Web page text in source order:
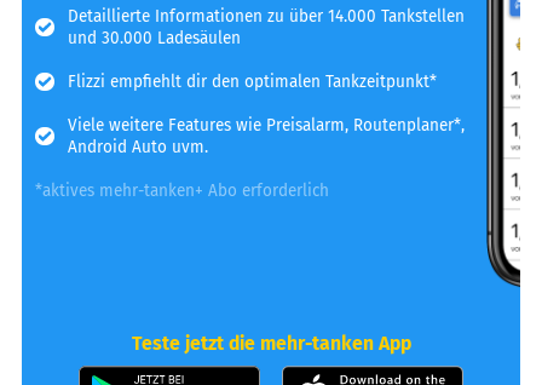
Detaillierte Informationen zu über 14.000 Tankstellen
und 30.000 Ladesäulen
Flizzi empfiehlt dir den optimalen Tankzeitpunkt*
Viele weitere Features wie Preisalarm, Routenplaner*,
Android Auto uvm.
*aktives mehr-tanken+ Abo erforderlich
Teste jetzt die mehr-tanken App